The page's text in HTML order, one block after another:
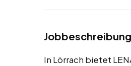
Jobbeschreibung
In Lörrach bietet